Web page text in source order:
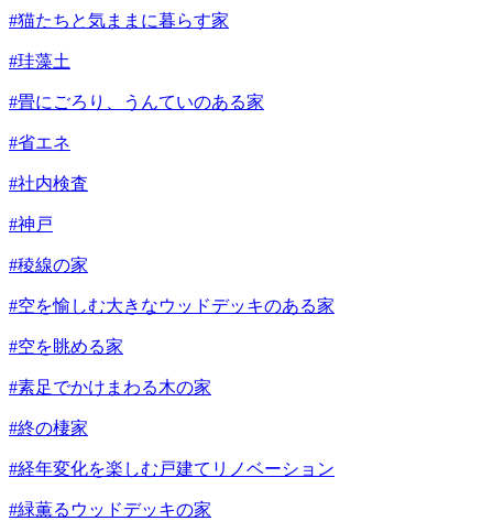
#猫たちと気ままに暮らす家
#珪藻土
#畳にごろり、うんていのある家
#省エネ
#社内検査
#神戸
#稜線の家
#空を愉しむ大きなウッドデッキのある家
#空を眺める家
#素足でかけまわる木の家
#終の棲家
#経年変化を楽しむ戸建てリノベーション
#緑薫るウッドデッキの家